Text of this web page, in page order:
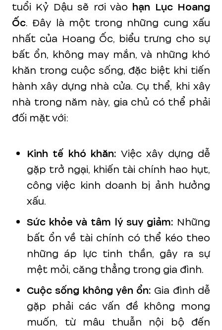
tuổi Kỷ Dậu sẽ rơi vào hạn Lục Hoang
Ốc. Đây là một trong những cung xấu
nhất của Hoang Ốc, biểu trưng cho sự
bất ổn, không may mắn, và những khó
khăn trong cuộc sống, đặc biệt khi tiến
hành xây dựng nhà cửa. Cụ thể, khi xây
nhà trong năm này, gia chủ có thể phải
đối mặt với:
Kinh tế khó khăn:Việc xây dựng dễ
gặp trở ngại, khiến tài chính hao hụt,
công việc kinh doanh bị ảnh hưởng
xấu.
Sức khỏe và tâm lý suy giảm: Những
bất ổn về tài chính có thể kéo theo
những áp lực tinh thần, gây ra sự
mệt mỏi, căng thẳng trong gia đình.
Cuộc sống không yên ổn: Gia đình dễ
gặp phải các vấn đề không mong
muốn, từ mâu thuẫn nội bộ đến